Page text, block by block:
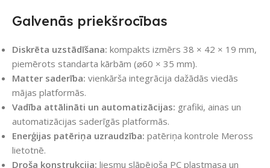
Galvenās priekšrocības
Diskrēta uzstādīšana: kompakts izmērs 38 × 42 × 19 mm,
piemērots standarta kārbām (⌀60 × 35 mm).
Matter saderība: vienkārša integrācija dažādās viedās
mājas platformās.
Vadība attālināti un automatizācijas: grafiki, ainas un
automatizācijas saderīgās platformās.
Enerģijas patēriņa uzraudzība: patēriņa kontrole Meross
lietotnē.
Droša konstrukcija: liesmu slāpējoša PC plastmasa un